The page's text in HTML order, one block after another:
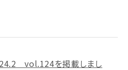
vol.124を掲載しまし